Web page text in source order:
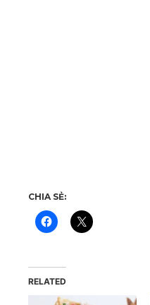
CHIA SẺ:
RELATED